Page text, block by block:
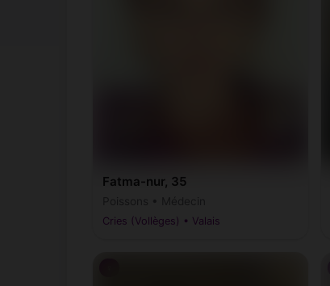
Fatma-nur, 35
Cries (Vollèges) • Valais